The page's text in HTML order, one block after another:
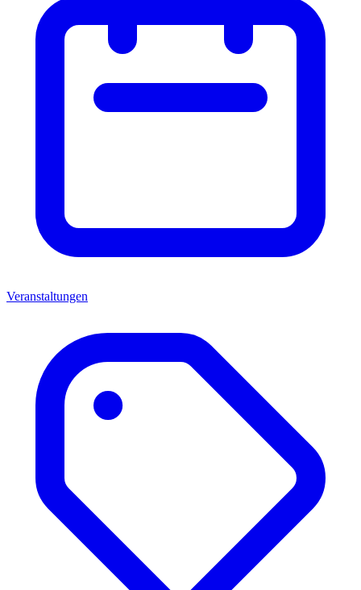
Veranstaltungen